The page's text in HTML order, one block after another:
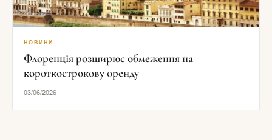
НОВИНИ
Флоренція розширює обмеження на
короткострокову оренду
03/06/2026